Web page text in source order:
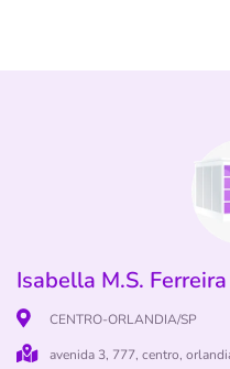
Isabella M.S.
CENTRO-ORLANDIA/SP
avenida 3, 777, centro,